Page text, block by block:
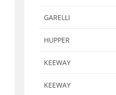
GARELLI
HUPPER
KEEWAY
KEEWAY